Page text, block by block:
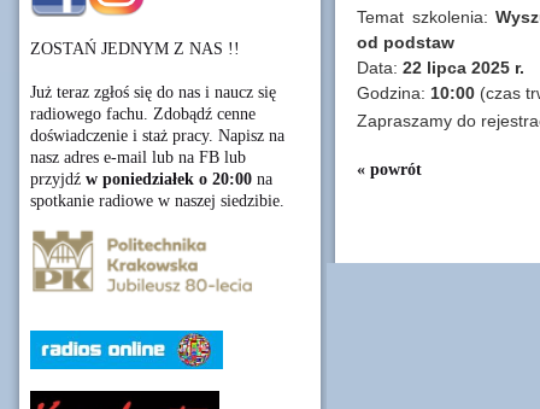
ZOSTAŃ JEDNYM Z NAS !!
Już teraz zgłoś się do nas i naucz się
radiowego fachu. Zdobądź cenne
doświadczenie i staż pracy. Napisz na
nasz adres e-mail lub na FB lub
przyjdź w poniedziałek o 20:00 na
spotkanie radiowe w naszej siedzibie.
Temat szkolenia:
od podstaw
Data: 22 lipca 2025 r.
Godzina: 10:00 (czas
Zapraszamy do
« powrót